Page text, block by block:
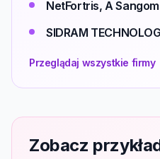
NetFortris, A
SIDRAM
Przeglądaj wszystkie firmy
Zobacz